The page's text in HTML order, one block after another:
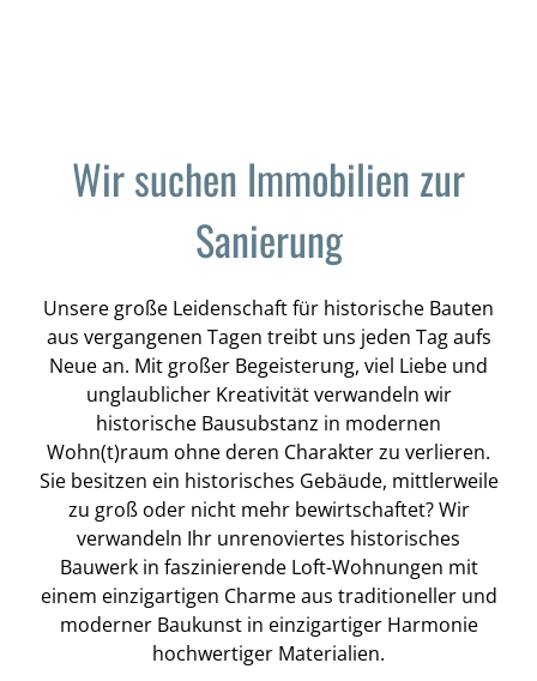
Wir suchen Immobilien zur
Sanierung
Unsere große Leidenschaft für historische Bauten
aus vergangenen Tagen treibt uns jeden Tag aufs
Neue an. Mit großer Begeisterung, viel Liebe und
unglaublicher Kreativität verwandeln wir
historische Bausubstanz in modernen
Wohn(t)raum ohne deren Charakter zu verlieren.
Sie besitzen ein historisches Gebäude, mittlerweile
zu groß oder nicht mehr bewirtschaftet? Wir
verwandeln Ihr unrenoviertes historisches
Bauwerk in faszinierende Loft-Wohnungen mit
einem einzigartigen Charme aus traditioneller und
moderner Baukunst in einzigartiger Harmonie
hochwertiger Materialien.